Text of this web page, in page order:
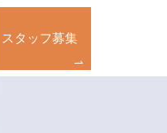
スタッフ募集